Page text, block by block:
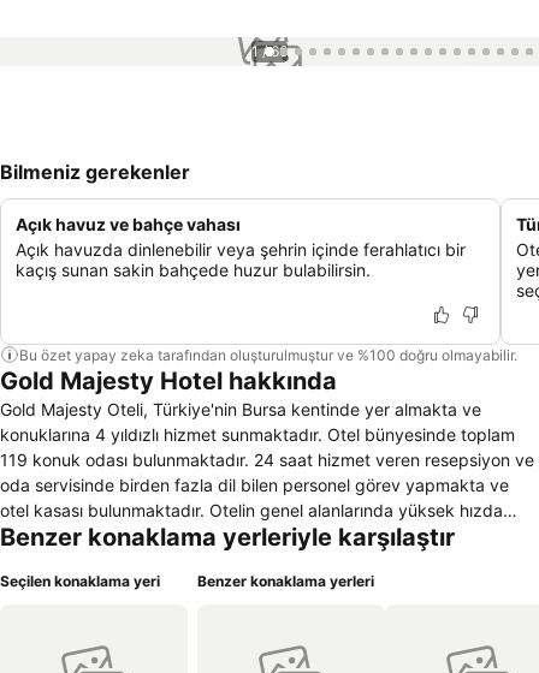
1 / 66
Bilmeniz gerekenler
Açık havuz ve bahçe vahası
Açık havuzda dinlenebilir veya şehrin içinde ferahlatıcı bir
kaçış sunan sakin bahçede huzur bulabilirsin.
Bu özet yapay zeka tarafından oluşturulmuştur ve %100 doğru olmayabilir.
Gold Majesty Hotel hakkında
Gold Majesty Oteli, Türkiye'nin Bursa kentinde yer almakta ve
konuklarına 4 yıldızlı hizmet sunmaktadır. Otel bünyesinde toplam
119 konuk odası bulunmaktadır. 24 saat hizmet veren resepsiyon ve
oda servisinde birden fazla dil bilen personel görev yapmakta ve
otel kasası bulunmaktadır. Otelin genel alanlarında yüksek hızda
kablosuz internet erişimi mevcuttur. Otel bünyesinde yer alan ve tam
alanları ve tüm konuk odaları klimalıdır. Otel bünyesinde sigara
bulunmaktadır. Otel içinde katlar arası ulaşımda kullanılan asansör
Benzer konaklama yerleriyle karşılaştır
Seçilen konaklama yeri Benzer konaklama yerleri